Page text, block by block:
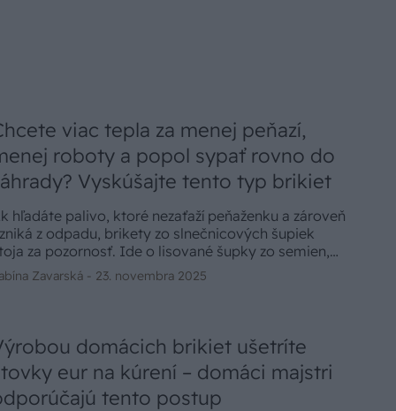
viac tepla za menej peňazí,
roboty a popol sypať rovno do
Vyskúšajte tento typ brikiet
hľadáte palivo, ktoré nezaťaží peňaženku a zároveň
z odpadu, brikety zo slnečnicových šupiek
za pozornosť. Ide o lisované šupky zo semien,
by inak skončili v odpade. Sú pevné, dobre
Zavarská - 23. novembra 2025
domácich brikiet ušetríte
eur na kúrení – domáci majstri
tento postup